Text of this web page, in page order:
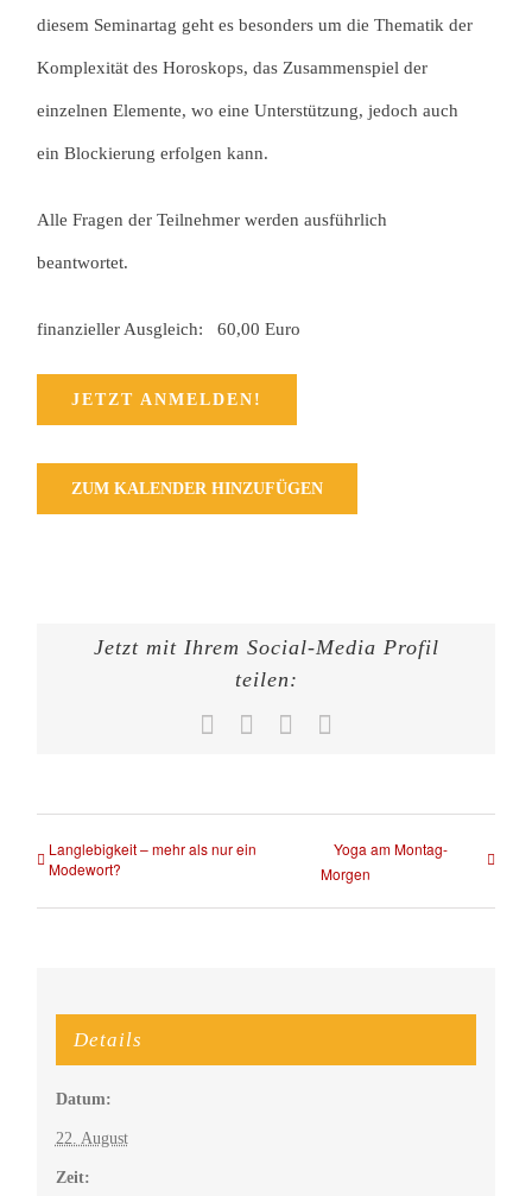
diesem Seminartag geht es besonders um die Thematik der
Komplexität des Horoskops, das Zusammenspiel der
einzelnen Elemente, wo eine Unterstützung, jedoch auch
ein Blockierung erfolgen kann.
Alle Fragen der Teilnehmer werden ausführlich
beantwortet.
finanzieller Ausgleich: 60,00 Euro
JETZT ANMELDEN!
ZUM KALENDER HINZUFÜGEN
Jetzt mit Ihrem Social-Media Profil
teilen:
Facebook WhatsApp
Langlebigkeit – mehr als nur ein
Modewort?
Yoga am Montag-
Morgen
Details
Datum:
22. August
Zeit: